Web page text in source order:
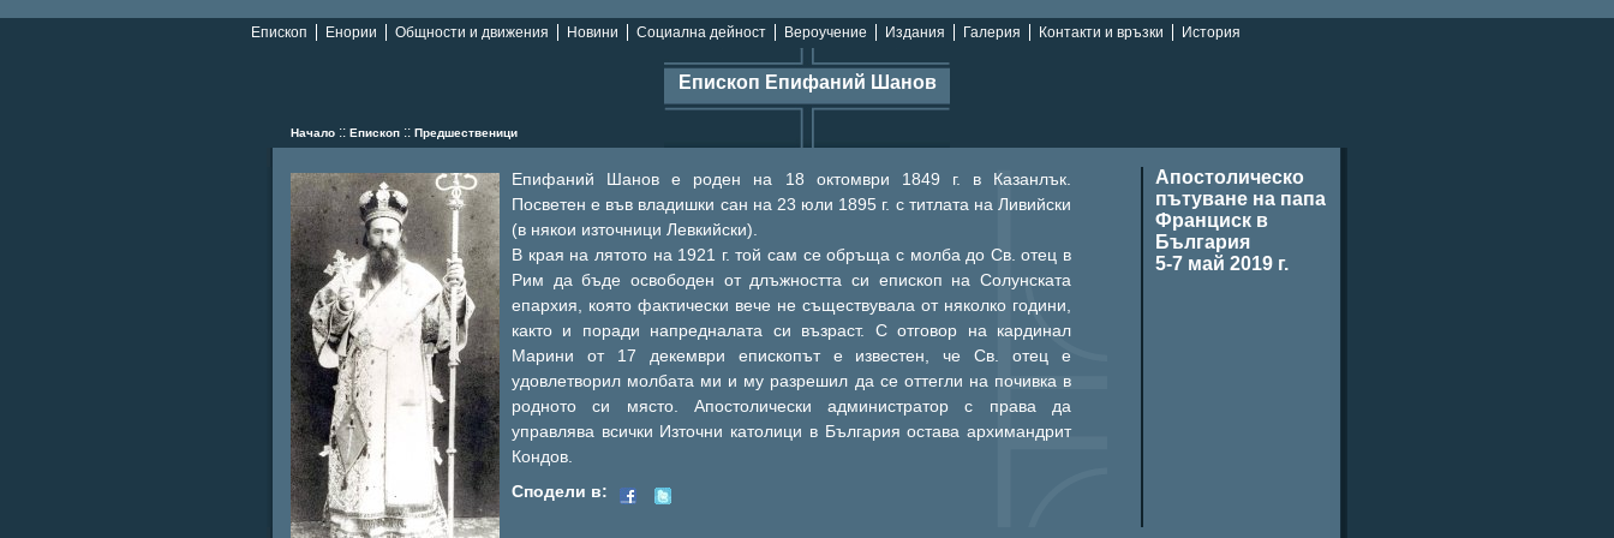
Епископ Енории Общности и движения Новини Социална дейност Вероучение Издания Галерия Контакти и връзки История
Епископ Епифаний Шанов
Начало :: Епископ :: Предшественици
Апостолическо
пътуване на папа
Франциск в
България
5-7 май 2019 г.
Епифаний Шанов е роден на 18 октомври 1849 г. в Казанлък.
Посветен е във владишки сан на 23 юли 1895 г. с титлата на Ливийски
(в някои източници Левкийски).
В края на лятото на 1921 г. той сам се обръща с молба до Св. отец в
Рим да бъде освободен от длъжността си епископ на Солунската
епархия, която фактически вече не съществувала от няколко години,
както и поради напредналата си възраст. С отговор на кардинал
Марини от 17 декември епископът е известен, че Св. отец е
удовлетворил молбата ми и му разрешил да се оттегли на почивка в
родното си място. Апостолически администратор с права да
управлява всички Източни католици в България остава архимандрит
Кондов.
Сподели в: